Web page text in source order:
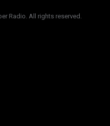
Radio. All rights reserved.